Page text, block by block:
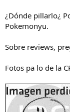
¿Dónde pillarlo¿
Pokemonyu.
Sobre reviews,
Fotos pa lo de la